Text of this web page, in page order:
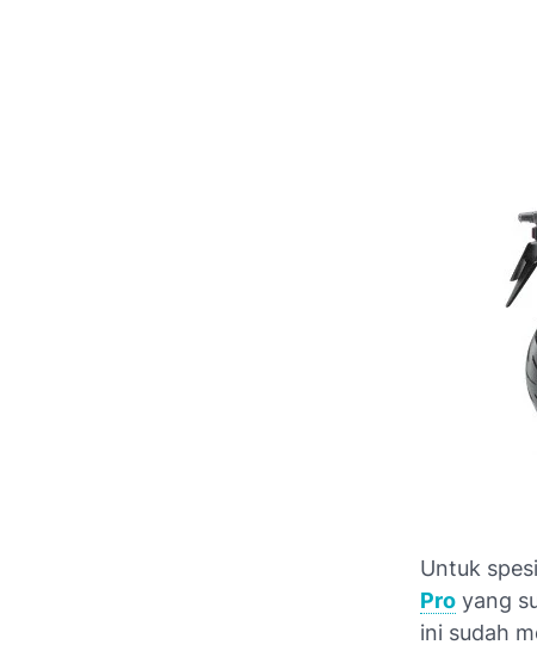
Untuk
Pro yang
ini sudah